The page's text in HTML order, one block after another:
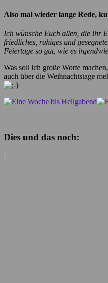
Also mal wieder lange Rede,
Ich wünsche Euch allen, die Ihr
friedliches, ruhiges und
Feiertage so gut, wie es
Was soll ich große Worte
auch über die Weihnachtstage
Dies und das noch: